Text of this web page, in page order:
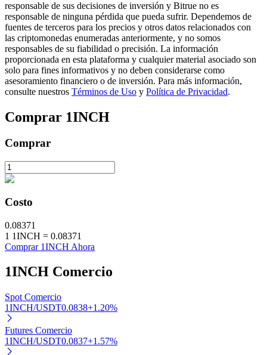
Inversión automática
Obtenga ganancias a largo plazo e intereses flexibles
Aprender Staking
Obtenga más información sobre cómo obtener ingresos pasivos
Bitrue
AI
Bitrue Partners
responsable de sus decisiones de inversión y Bitrue no es
responsable de ninguna pérdida que pueda sufrir. Dependemos de
fuentes de terceros para los precios y otros datos relacionados con
las criptomonedas enumeradas anteriormente, y no somos
responsables de su fiabilidad o precisión. La información
proporcionada en esta plataforma y cualquier material asociado son
solo para fines informativos y no deben considerarse como
asesoramiento financiero o de inversión. Para más información,
consulte nuestros Términos de Uso y Política de Privacidad.
Comprar 1INCH
Comprar
Costo
0.08371
1 1INCH = 0.08371
Comprar 1INCH Ahora
1INCH Comercio
Spot Comercio
1INCH/USDT0.0838+1.20%
Futures Comercio
1INCH/USDT0.0837+1.57%